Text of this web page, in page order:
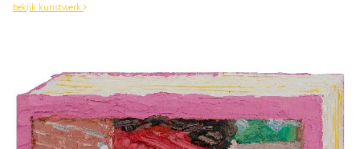
bekijk kunstwerk